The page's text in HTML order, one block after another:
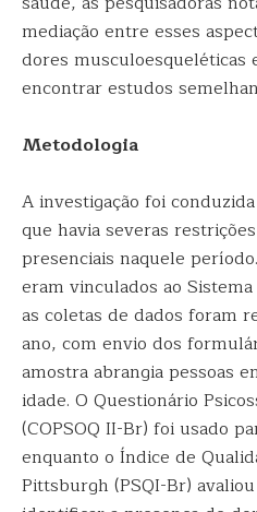
mediação entre esses
dores musculoesqueléticas
encontrar estudos
Metodologia
A investigação foi
que havia severas
presenciais naquele
eram vinculados ao
as coletas de dados foram
ano, com envio dos
amostra abrangia pessoas
idade. O Questionário
(COPSOQ II-Br) foi usado
enquanto o Índice de
Pittsburgh (PSQI-Br)